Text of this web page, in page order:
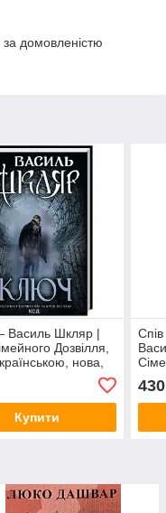
домовленістю
Василь Шкляр |
Дозвілля,
нова,
Купити
430